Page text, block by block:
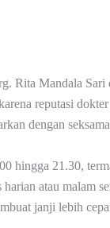
Rita Mandala
reputasi
dengan
hingga 21.30,
atau malam
janji lebih